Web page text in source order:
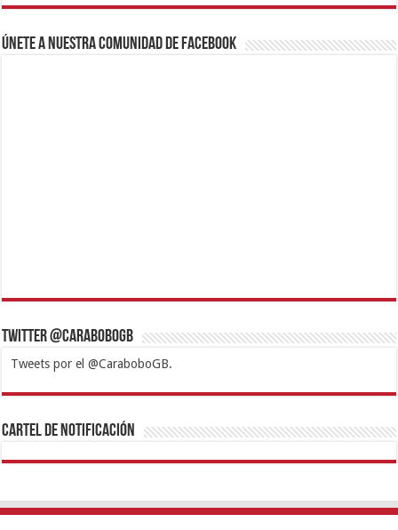
Únete a nuestra comunidad de Facebook
Twitter @CaraboboGB
Tweets por el @CaraboboGB.
1xbetBetturkeyBetistKralbetSupertotobetTipobetMatadorbetMariobet
https://mvbcasino.com/
Cartel de Notificación